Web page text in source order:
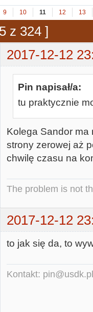
9 10 11 12 13
z 324 ]
2017-12-12
Pin napisał/a:
tu praktycznie
Kolega Sandor ma
strony zerowej aż
chwilę czasu na
The problem is not
2017-12-12
to jak się da, to
Kontakt: pin@usdk.pl